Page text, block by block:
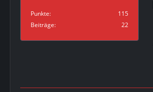
Punkte
115
Beiträge
22